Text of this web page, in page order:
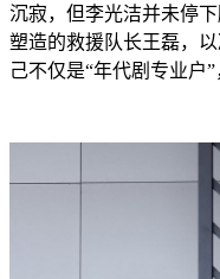
沉寂，但李光洁并未停
塑造的救援队长王磊，
己不仅是“年代剧专业户